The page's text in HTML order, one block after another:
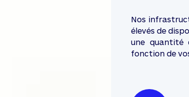
Nos
élevés de
une quantité
fonction de